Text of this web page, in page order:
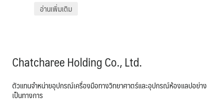
อ่านเพิ่มเติม
Chatcharee Holding Co., Ltd.
ตัวแทนจำหน่ายอุปกรณ์เครื่องมือทางวิทยาศาตร์และอุปกรณ์ห้องแลปอย่าง
เป็นทางการ